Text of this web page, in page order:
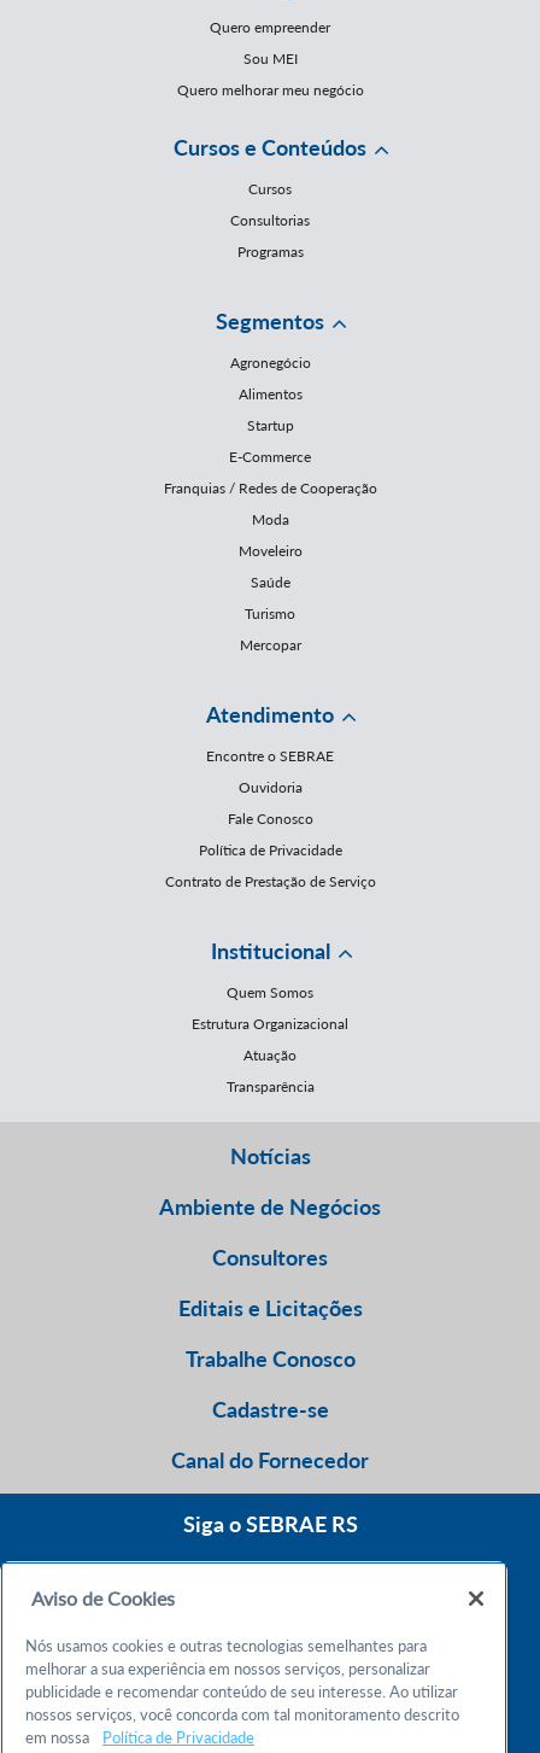
Quero empreender
Sou MEI
Quero melhorar meu negócio
Cursos e Conteúdos
Cursos
Consultorias
Programas
Segmentos
Agronegócio
Alimentos
Startup
E-Commerce
Franquias / Redes de Cooperação
Moda
Moveleiro
Saúde
Turismo
Mercopar
Atendimento
Encontre o SEBRAE
Ouvidoria
Fale Conosco
Política de Privacidade
Contrato de Prestação de Serviço
Institucional
Quem Somos
Estrutura Organizacional
Atuação
Transparência
Notícias
Ambiente de Negócios
Consultores
Editais e Licitações
Trabalhe Conosco
Cadastre-se
Canal do Fornecedor
Siga o SEBRAE RS
Atendimento 24h
Chame no WhatsApp
Aviso de Cookies
Nós usamos cookies e outras tecnologias semelhantes para
melhorar a sua experiência em nossos serviços, personalizar
publicidade e recomendar conteúdo de seu interesse. Ao utilizar
nossos serviços, você concorda com tal monitoramento descrito
em nossa
Política de Privacidade